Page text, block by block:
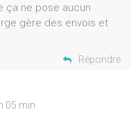
ça ne pose aucun
gère des envois et
Répondre
05 min